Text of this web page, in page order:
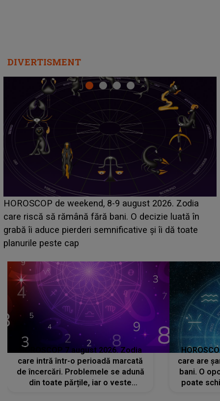
DIVERTISMENT
Emanuel a ținut ACEST DETALIU ASCUNS până
acum! În fața Alexandrei, concurentul din Casa Iubirii
face o MĂRTURISIRE NEAȘTEPTATĂ despre mama
sa: "I-am spus și ei în față, eu nu te iubesc pentru
HOROSCOP 7 august 2026. Zodia
care intră într-o perioadă marcată
de încercări. Problemele se adună
din toate părțile, iar o veste
care are
bani. O
poate